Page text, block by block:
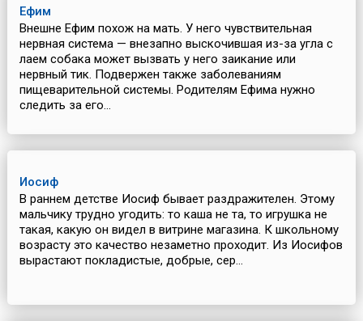
Ефим
Внешне Ефим похож на мать. У него чувствительная
нервная система — внезапно выскочившая из-за угла с
лаем собака может вызвать у него заикание или
нервный тик. Подвержен также заболеваниям
пищеварительной системы. Родителям Ефима нужно
следить за его...
Иосиф
В раннем детстве Иосиф бывает раздражителен. Этому
мальчику трудно угодить: то каша не та, то игрушка не
такая, какую он видел в витрине магазина. К школьному
возрасту это качество незаметно проходит. Из Иосифов
вырастают покладистые, добрые, сер...